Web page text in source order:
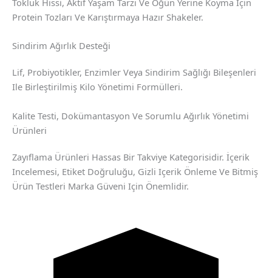
Protein Tozları Ve Karıştırmaya Hazır Shakeler.
Sindirim Ağırlık Desteği
Lif, Probiyotikler, Enzimler Veya Sindirim Sağlığı Bileşenleri
Ile Birleştirilmiş Kilo Yönetimi Formülleri.
Kalite Testi, Dokümantasyon Ve Sorumlu Ağırlık Yönetimi
Ürünleri
Zayıflama Ürünleri Hassas Bir Takviye Kategorisidir. İçerik
Incelemesi, Etiket Doğruluğu, Gizli Içerik Önleme Ve Bitmiş
Ürün Testleri Marka Güveni Için Önemlidir.